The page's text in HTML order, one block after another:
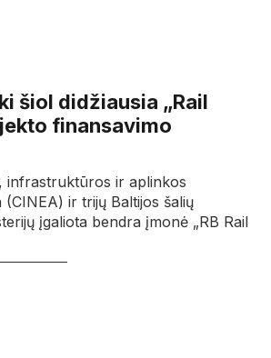
šiol didžiausia „Rail
finansavimo
infrastruktūros ir aplinkos
(CINEA) ir trijų Baltijos šalių
įgaliota bendra įmonė „RB Rail